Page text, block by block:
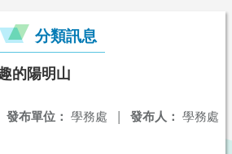
分類訊息
的陽明山
發布人： 學務處
發布單位： 學務處 |